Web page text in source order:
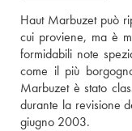
Haut Marbuzet può
cui proviene, ma è
formidabili note
come il più
Marbuzet è stato
durante la revisione
giugno 2003.